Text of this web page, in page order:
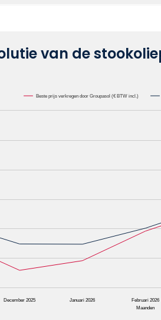
van de
Maanden
Beste prijs verkregen door Groupasol (€ BTW incl.)
December 2025 Januari 2026 Februari 2026